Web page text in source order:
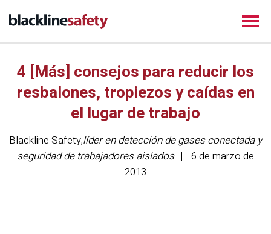
4 [Más] consejos para reducir los
resbalones, tropiezos y caídas en
el lugar de trabajo
Blackline Safety,líder en detección de gases conectada y
seguridad de trabajadores aislados
6 de marzo de
2013